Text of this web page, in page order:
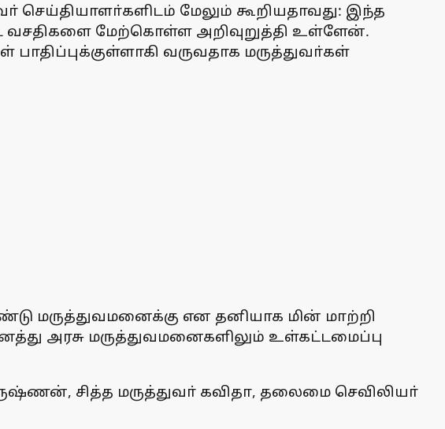
மேலும் கூறியதாவது: இந்த
வசதிகளை மேற்கொள்ள அறிவுறுத்தி உள்ளேன்.
வருவதாக மருத்துவா்கள்
மருத்துவமனைக்கு என தனியாக மின் மாற்றி
அரசு மருத்துவமனைகளிலும் உள்கட்டமைப்பு
சித்த மருத்துவா் கவிதா, தலைமை செவிலியா்